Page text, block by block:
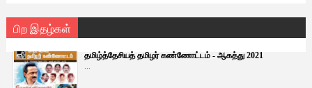
பிற இதழ்கள்
தமிழ்த்தேசியத் தமிழர் கண்ணோட்டம் - ஆகத்து 2021
...